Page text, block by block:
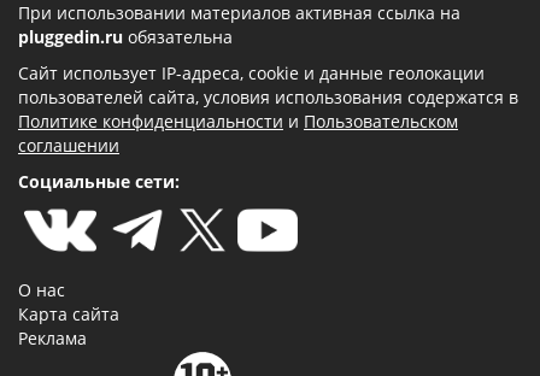
При использовании материалов активная ссылка на
pluggedin.ru обязательна
Сайт использует IP-адреса, cookie и данные геолокации
пользователей сайта, условия использования содержатся в
Политике конфиденциальности и Пользовательском
соглашении
Социальные сети:
О нас
Карта сайта
Реклама